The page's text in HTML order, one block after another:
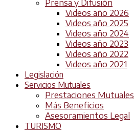
Prensa y Difusión
Videos año 2026
Videos año 2025
Videos año 2024
Videos año 2023
Videos año 2022
Videos año 2021
Legislación
Servicios Mutuales
Prestaciones Mutuales
Más Beneficios
Asesoramientos Legal
TURISMO